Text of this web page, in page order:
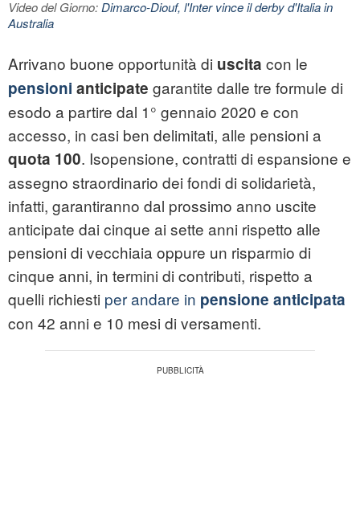
Video del Giorno:Dimarco-Diouf, l'Inter vince il derby d'Italia in
Australia
Arrivano buone opportunità di uscita con le
pensioni anticipate garantite dalle tre formule di
esodo a partire dal 1° gennaio 2020 e con
accesso, in casi ben delimitati, alle pensioni a
quota 100. Isopensione, contratti di espansione e
assegno straordinario dei fondi di solidarietà,
infatti, garantiranno dal prossimo anno uscite
anticipate dai cinque ai sette anni rispetto alle
pensioni di vecchiaia oppure un risparmio di
cinque anni, in termini di contributi, rispetto a
quelli richiesti per andare in pensione anticipata
con 42 anni e 10 mesi di versamenti.